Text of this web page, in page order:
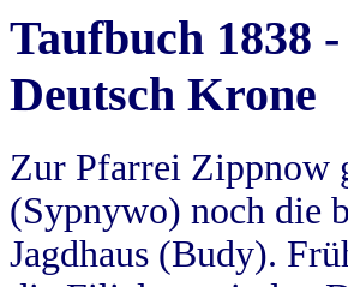
Taufbuch 1838
Deutsch Krone
Zur Pfarrei Zippnow
(Sypnywo) noch die
Jagdhaus (Budy).